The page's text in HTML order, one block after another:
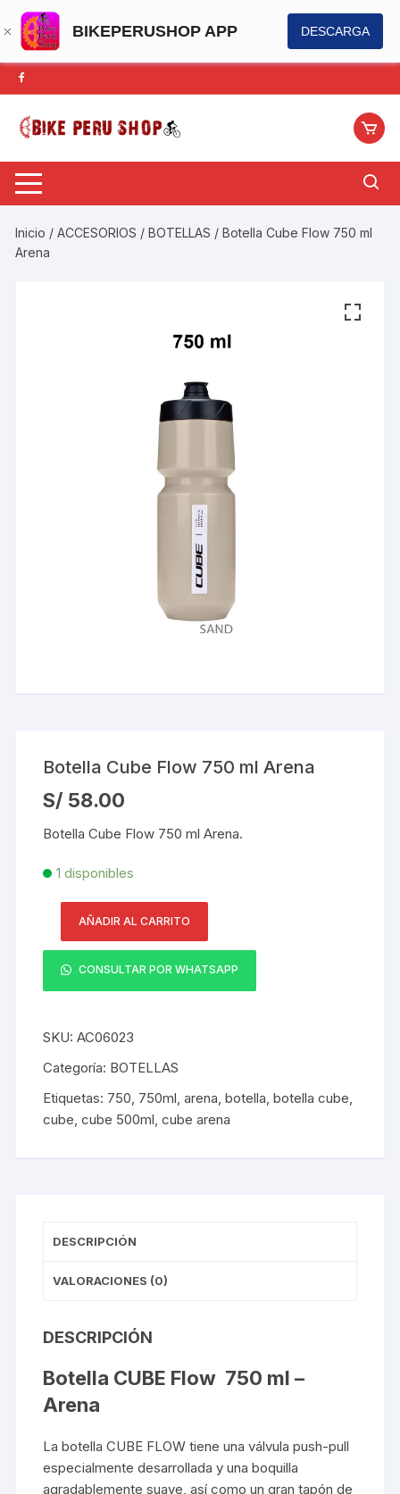
BIKEPERUSHOP APP DESCARGA
Saltar
al
contenido
Inicio /ACCESORIOS /BOTELLAS / Botella Cube Flow 750 ml
Arena
Botella Cube Flow 750 ml Arena
S/ 58.00
Botella Cube Flow 750 ml Arena.
1 disponibles
Cube
Flow
750
Arena
cantidad
AÑADIR AL CARRITO
CONSULTAR POR WHATSAPP
SKU:AC06023
Categoría: BOTELLAS
Etiquetas: 750, 750ml,arena,botella,botella cube,
cube,cube 500ml,cube arena
DESCRIPCIÓN
VALORACIONES (0)
DESCRIPCIÓN
Botella CUBE Flow 750 ml –
Arena
La botella CUBE FLOW tiene una válvula push-pull
especialmente desarrollada y una boquilla
agradablemente suave, así como un gran tapón de